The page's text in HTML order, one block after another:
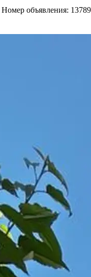
Номер объявления: